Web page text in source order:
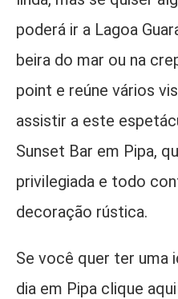
poderá ir a Lagoa
beira do mar ou na
point e reúne vários
assistir a este
Sunset Bar em Pipa,
privilegiada e todo
decoração rústica.
Se você quer ter uma
dia em Pipa clique